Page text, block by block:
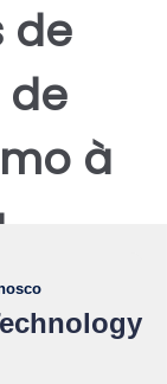
de
de
à